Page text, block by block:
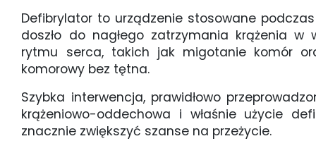
Defibrylator to urządzenie stosowane
doszło do nagłego zatrzymania krążenia w
rytmu serca, takich jak migotanie komór
komorowy bez tętna.
Szybka interwencja, prawidłowo
krążeniowo-oddechowa i właśnie użycie
znacznie zwiększyć szanse na przeżycie.